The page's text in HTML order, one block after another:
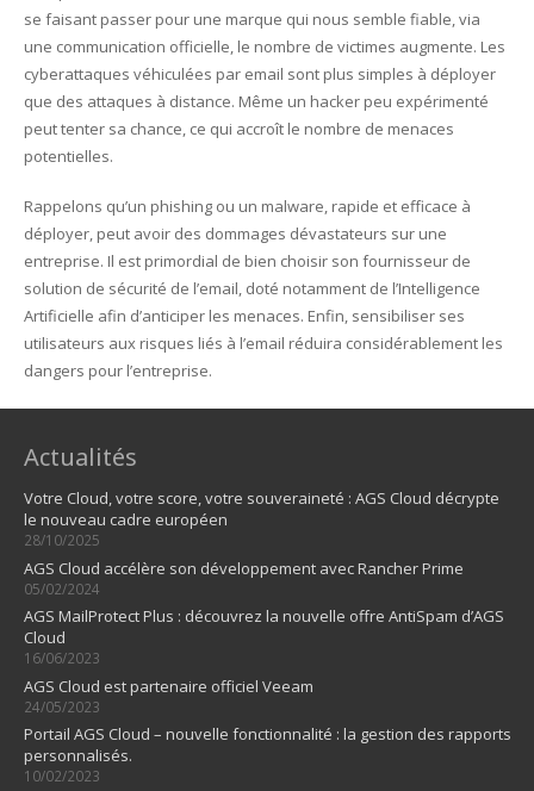
se faisant passer pour une marque qui nous semble fiable, via
une communication officielle, le nombre de victimes augmente. Les
cyberattaques véhiculées par email sont plus simples à déployer
que des attaques à distance. Même un hacker peu expérimenté
peut tenter sa chance, ce qui accroît le nombre de menaces
potentielles.
Rappelons qu’un phishing ou un malware, rapide et efficace à
déployer, peut avoir des dommages dévastateurs sur une
entreprise. Il est primordial de bien choisir son fournisseur de
solution de sécurité de l’email, doté notamment de l’Intelligence
Artificielle afin d’anticiper les menaces. Enfin, sensibiliser ses
utilisateurs aux risques liés à l’email réduira considérablement les
dangers pour l’entreprise.
Actualités
Votre Cloud, votre score, votre souveraineté : AGS Cloud décrypte
le nouveau cadre européen
28/10/2025
AGS Cloud accélère son développement avec Rancher Prime
05/02/2024
AGS MailProtect Plus : découvrez la nouvelle offre AntiSpam d’AGS
Cloud
16/06/2023
AGS Cloud est partenaire officiel Veeam
24/05/2023
Portail AGS Cloud – nouvelle fonctionnalité : la gestion des rapports
personnalisés.
10/02/2023